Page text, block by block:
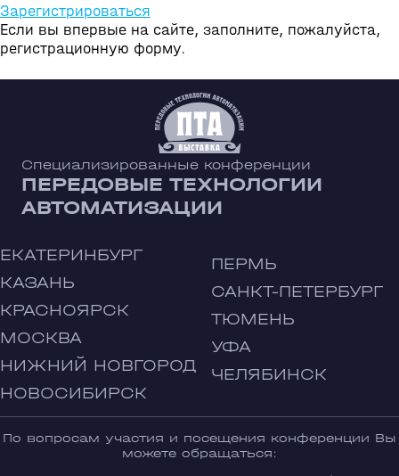
Зарегистрироваться
Если вы впервые на сайте, заполните, пожалуйста,
регистрационную форму.
Специализированные конференции
ПЕРЕДОВЫЕ ТЕХНОЛОГИИ
АВТОМАТИЗАЦИИ
ЕКАТЕРИНБУРГ
КАЗАНЬ
КРАСНОЯРСК
МОСКВА
НИЖНИЙ НОВГОРОД
НОВОСИБИРСК
ПЕРМЬ
САНКТ-ПЕТЕРБУРГ
ТЮМЕНЬ
УФА
ЧЕЛЯБИНСК
По вопросам участия и посещения конференции Вы
можете обращаться: